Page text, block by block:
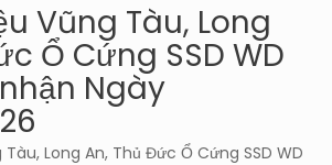
Vũng Tàu, Long
Ổ Cứng SSD WD
Ngày
Long An, Thủ Đức Ổ Cứng SSD WD